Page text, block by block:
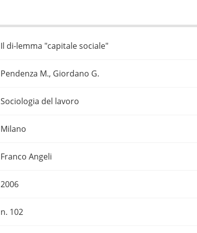
Il di-lemma "capitale sociale"
Pendenza M., Giordano G.
Sociologia del lavoro
Milano
Franco Angeli
2006
n. 102